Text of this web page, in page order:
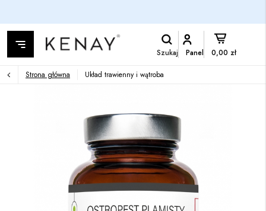
Szukaj Panel 0,00 zł
Strona główna Układ trawienny i wątroba